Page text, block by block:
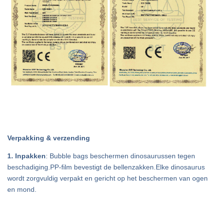
Verpakking & verzending
1. Inpakken: Bubble bags beschermen dinosaurussen tegen
beschadiging.PP-film bevestigt de bellenzakken.Elke dinosaurus
wordt zorgvuldig verpakt en gericht op het beschermen van ogen
en mond.